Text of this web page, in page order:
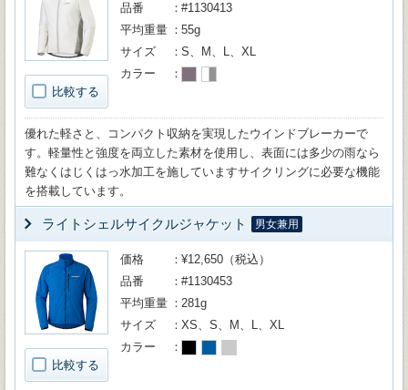
比較する
品番
#1130413
平均重量
55g
サイズ
S、M、L、XL
カラー
優れた軽さと、コンパクト収納を実現したウインドブレーカーで
す。軽量性と強度を両立した素材を使用し、表面には多少の雨なら
難なくはじくはっ水加工を施していますサイクリングに必要な機能
を搭載しています。
ライトシェルサイクルジャケット 男女兼用
比較する
価格
¥12,650（税込）
品番
#1130453
平均重量
281g
サイズ
XS、S、M、L、XL
カラー